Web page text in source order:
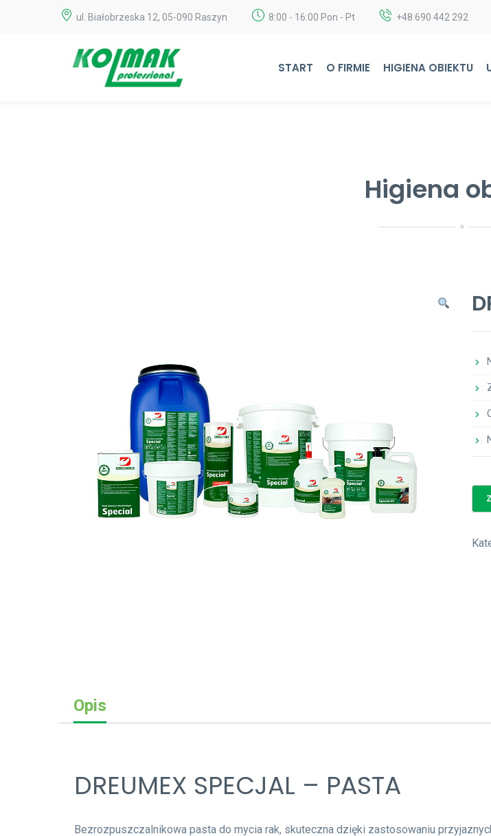
ul. Białobrzeska 12, 05-090 Raszyn 8:00 - 16:00 Pon - Pt +48 690 442 292
START O FIRMIE HIGIENA OBIEKTU
Higiena
Opis
DREUMEX SPECJAL – PASTA
Bezrozpuszczalnikowa pasta do mycia rak, skuteczna dzięki zastosowaniu